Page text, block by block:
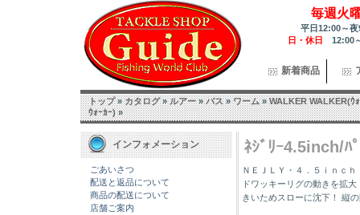
毎週火
平日12:00～
日・休日 12:00
新着商品
トップ»カタログ»ルアー»バス»ワーム»WALKER WALKER(ｳ
ｳｫｰｶｰ)»
インフォメーション
ごあいさつ
配送と返品について
商品の配送について
店舗ご案内
ﾈｼﾞﾘｰ4.5inch/ﾊ
ＮＥＪＬＹ・４．５ｉｎｃ
ドワッキーリグの動きを拡
きいためスローに沈下！ 縦